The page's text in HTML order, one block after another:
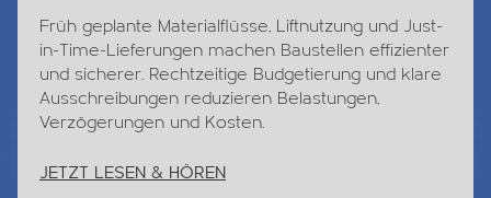
Früh geplante Materialflüsse, Liftnutzung und Just-
in-Time-Lieferungen machen Baustellen effizienter
und sicherer. Rechtzeitige Budgetierung und klare
Ausschreibungen reduzieren Belastungen,
Verzögerungen und Kosten.
JETZT LESEN & HÖREN